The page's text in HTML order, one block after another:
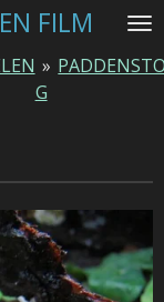
FILM
»
G